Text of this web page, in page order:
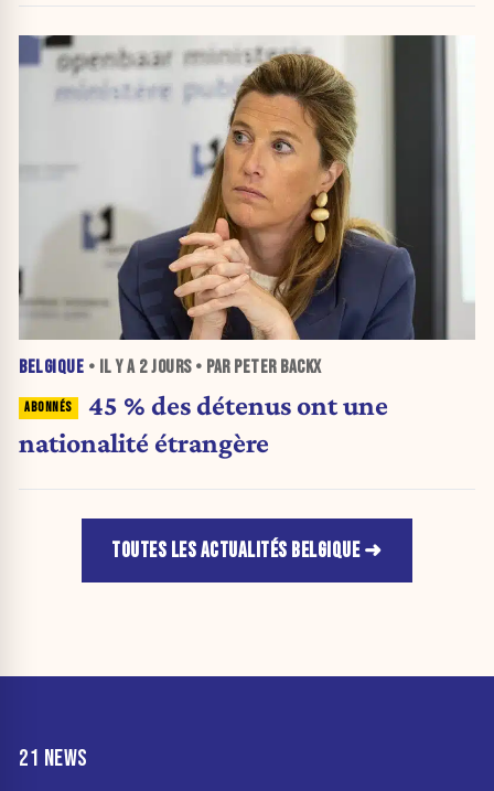
BELGIQUE • IL Y A 2 JOURS• PAR PETER BACKX
45 % des détenus ont une
nationalité étrangère
TOUTES LES ACTUALITÉS BELGIQUE
21 NEWS